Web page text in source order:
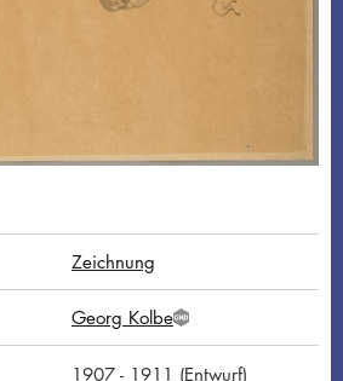
Zeichnung
Georg KolbeG
N
D
1907 - 1911 (Entwurf)